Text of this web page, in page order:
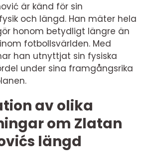
är känd för sin
och längd. Han mäter hela
honom betydligt längre än
fotbollsvärlden. Med
han utnyttjat sin fysiska
under sina framgångsrika
av olika
om Zlatan
längd